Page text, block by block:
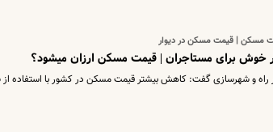
مسکن | قیمت مسکن در دیوار
خوش برای مستاجران | قیمت مسکن ارزان میشود؟
راه و شهرسازی گفت: کاهش بیشتر قیمت مسکن در کشور با استفاده